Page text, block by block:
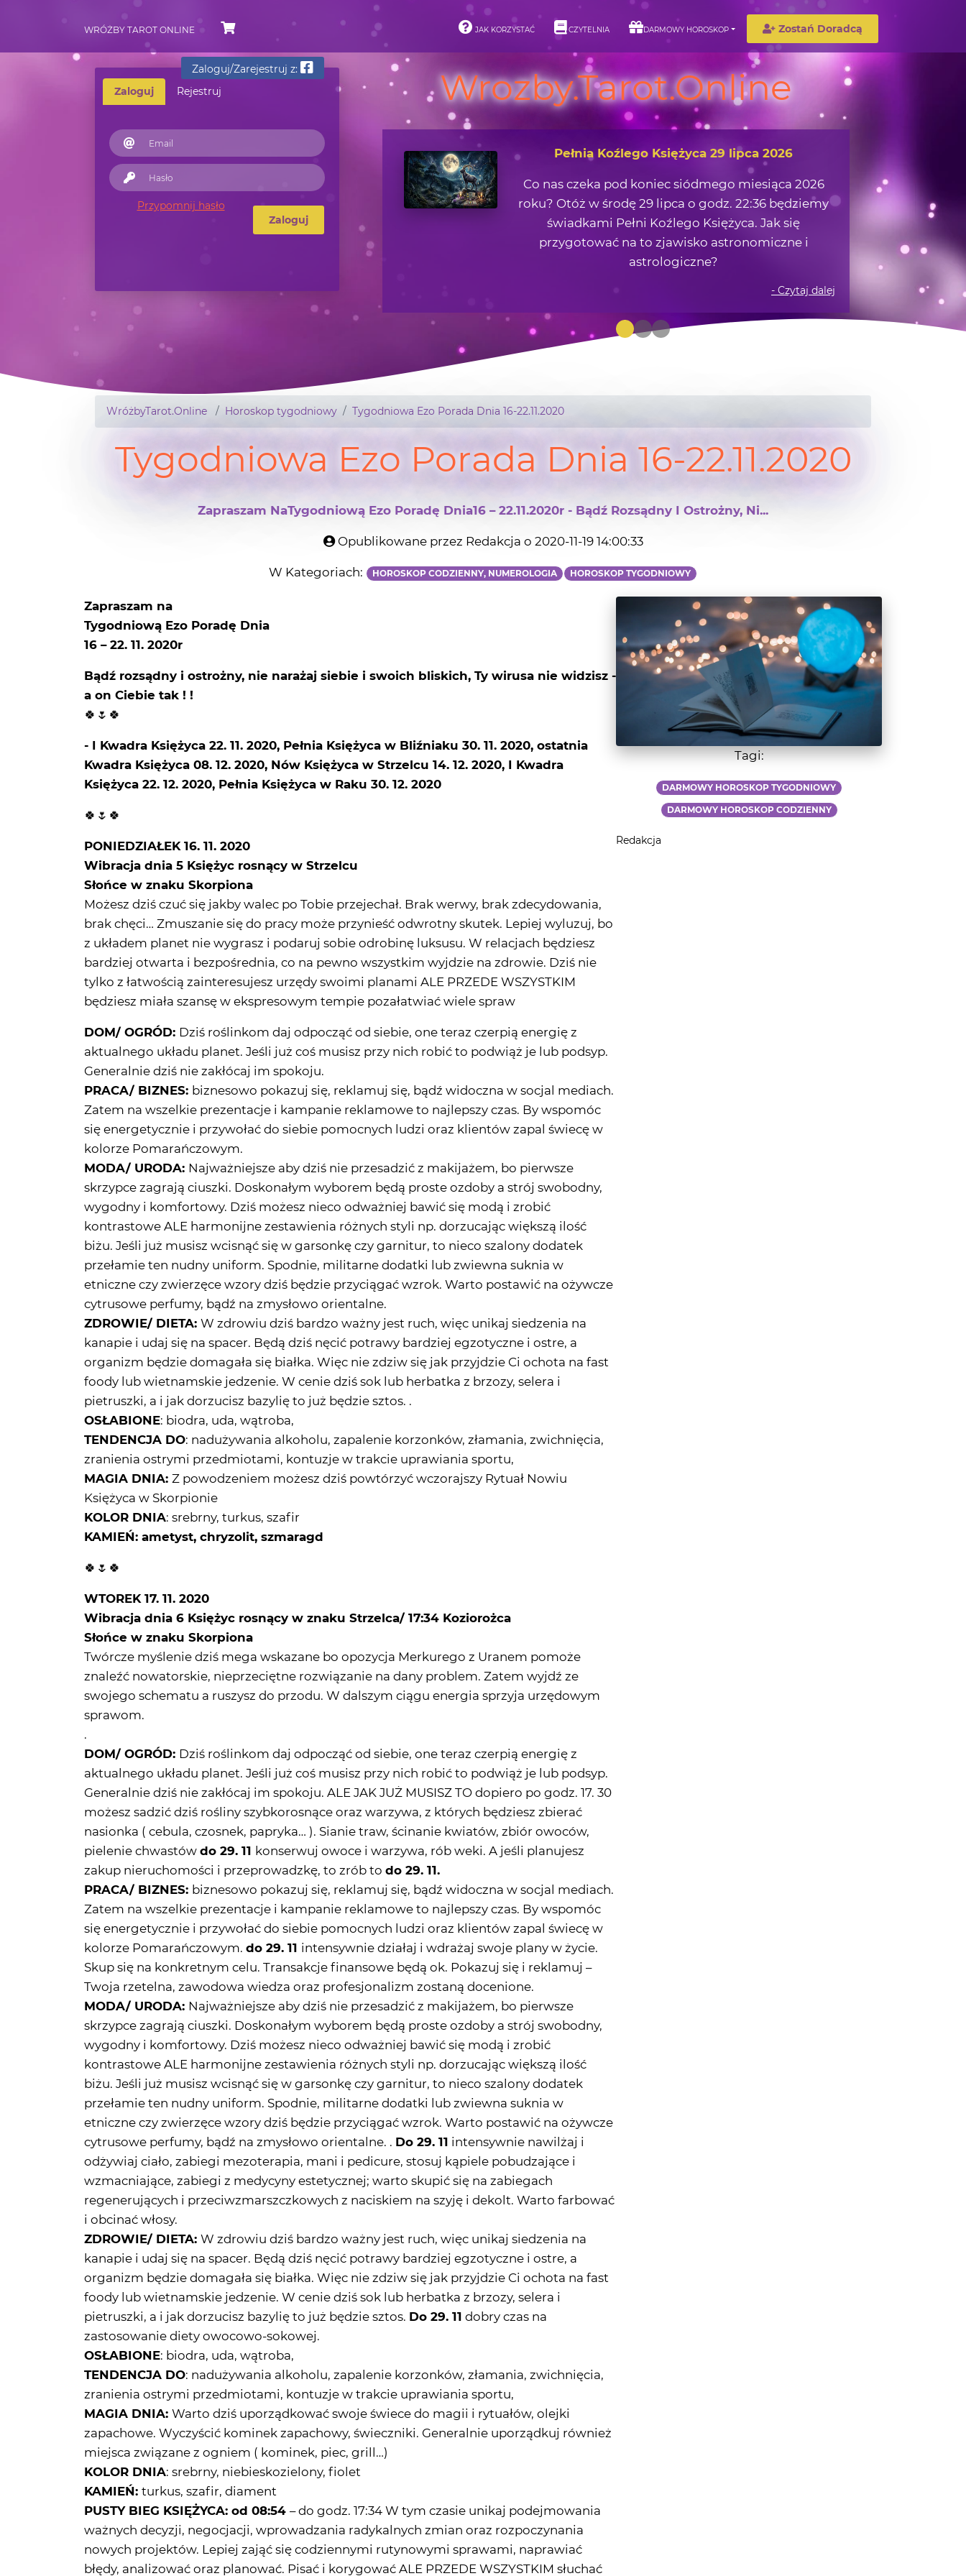
WRÓŻBY TAROT ONLINE JAK KORZYSTAĆ CZYTELNIA DARMOWY HOROSKOP Zostań Doradcą
Zaloguj Rejestruj
Zaloguj/Zarejestruj z:
Przypomnij hasło
Zaloguj
Wrozby.Tarot.Online
Pełnia Koźlego Księżyca 29 lipca 2026
Co nas czeka pod koniec siódmego miesiąca 2026
roku? Otóż w środę 29 lipca o godz. 22:36 będziemy
świadkami Pełni Koźlego Księżyca. Jak się
przygotować na to zjawisko astronomiczne i
astrologiczne?
- Czytaj dalej
WróżbyTarot.Online Horoskop tygodniowy Tygodniowa Ezo Porada Dnia 16-22.11.2020
Tygodniowa Ezo Porada Dnia 16-22.11.2020
Zapraszam NaTygodniową Ezo Poradę Dnia16 – 22.11.2020r - Bądź Rozsądny I Ostrożny, Ni...
Opublikowane przez Redakcja o 2020-11-19 14:00:33
W Kategoriach: HOROSKOP CODZIENNY, NUMEROLOGIA HOROSKOP TYGODNIOWY
Zapraszam na
Tygodniową Ezo Poradę Dnia
16 – 22. 11. 2020r
Bądź rozsądny i ostrożny, nie narażaj siebie i swoich bliskich, Ty wirusa nie widzisz -
a on Ciebie tak ! !
🍀🌷🍀
- I Kwadra Księżyca 22. 11. 2020, Pełnia Księżyca w Bliźniaku 30. 11. 2020, ostatnia
Kwadra Księżyca 08. 12. 2020, Nów Księżyca w Strzelcu 14. 12. 2020, I Kwadra
Księżyca 22. 12. 2020, Pełnia Księżyca w Raku 30. 12. 2020
🍀🌷🍀
PONIEDZIAŁEK 16. 11. 2020
Wibracja dnia 5 Księżyc rosnący w Strzelcu
Słońce w znaku Skorpiona
Możesz dziś czuć się jakby walec po Tobie przejechał. Brak werwy, brak zdecydowania,
brak chęci… Zmuszanie się do pracy może przynieść odwrotny skutek. Lepiej wyluzuj, bo
z układem planet nie wygrasz i podaruj sobie odrobinę luksusu. W relacjach będziesz
bardziej otwarta i bezpośrednia, co na pewno wszystkim wyjdzie na zdrowie. Dziś nie
tylko z łatwością zainteresujesz urzędy swoimi planami ALE PRZEDE WSZYSTKIM
będziesz miała szansę w ekspresowym tempie pozałatwiać wiele spraw
DOM/ OGRÓD: Dziś roślinkom daj odpocząć od siebie, one teraz czerpią energię z
aktualnego układu planet. Jeśli już coś musisz przy nich robić to podwiąż je lub podsyp.
Generalnie dziś nie zakłócaj im spokoju.
PRACA/ BIZNES: biznesowo pokazuj się, reklamuj się, bądź widoczna w socjal mediach.
Zatem na wszelkie prezentacje i kampanie reklamowe to najlepszy czas. By wspomóc
się energetycznie i przywołać do siebie pomocnych ludzi oraz klientów zapal świecę w
kolorze Pomarańczowym.
MODA/ URODA: Najważniejsze aby dziś nie przesadzić z makijażem, bo pierwsze
skrzypce zagrają ciuszki. Doskonałym wyborem będą proste ozdoby a strój swobodny,
wygodny i komfortowy. Dziś możesz nieco odważniej bawić się modą i zrobić
kontrastowe ALE harmonijne zestawienia różnych styli np. dorzucając większą ilość
biżu. Jeśli już musisz wcisnąć się w garsonkę czy garnitur, to nieco szalony dodatek
przełamie ten nudny uniform. Spodnie, militarne dodatki lub zwiewna suknia w
etniczne czy zwierzęce wzory dziś będzie przyciągać wzrok. Warto postawić na ożywcze
cytrusowe perfumy, bądź na zmysłowo orientalne.
ZDROWIE/ DIETA: W zdrowiu dziś bardzo ważny jest ruch, więc unikaj siedzenia na
kanapie i udaj się na spacer. Będą dziś nęcić potrawy bardziej egzotyczne i ostre, a
organizm będzie domagała się białka. Więc nie zdziw się jak przyjdzie Ci ochota na fast
foody lub wietnamskie jedzenie. W cenie dziś sok lub herbatka z brzozy, selera i
pietruszki, a i jak dorzucisz bazylię to już będzie sztos. .
OSŁABIONE: biodra, uda, wątroba,
TENDENCJA DO: nadużywania alkoholu, zapalenie korzonków, złamania, zwichnięcia,
zranienia ostrymi przedmiotami, kontuzje w trakcie uprawiania sportu,
MAGIA DNIA: Z powodzeniem możesz dziś powtórzyć wczorajszy Rytuał Nowiu
Księżyca w Skorpionie
KOLOR DNIA: srebrny, turkus, szafir
KAMIEŃ: ametyst, chryzolit, szmaragd
🍀🌷🍀
WTOREK 17. 11. 2020
Wibracja dnia 6 Księżyc rosnący w znaku Strzelca/ 17:34 Koziorożca
Słońce w znaku Skorpiona
Twórcze myślenie dziś mega wskazane bo opozycja Merkurego z Uranem pomoże
znaleźć nowatorskie, nieprzeciętne rozwiązanie na dany problem. Zatem wyjdź ze
swojego schematu a ruszysz do przodu. W dalszym ciągu energia sprzyja urzędowym
sprawom.
.
DOM/ OGRÓD: Dziś roślinkom daj odpocząć od siebie, one teraz czerpią energię z
aktualnego układu planet. Jeśli już coś musisz przy nich robić to podwiąż je lub podsyp.
Generalnie dziś nie zakłócaj im spokoju. ALE JAK JUŻ MUSISZ TO dopiero po godz. 17. 30
możesz sadzić dziś rośliny szybkorosnące oraz warzywa, z których będziesz zbierać
nasionka ( cebula, czosnek, papryka… ). Sianie traw, ścinanie kwiatów, zbiór owoców,
pielenie chwastów do 29. 11 konserwuj owoce i warzywa, rób weki. A jeśli planujesz
zakup nieruchomości i przeprowadzkę, to zrób to do 29. 11.
PRACA/ BIZNES: biznesowo pokazuj się, reklamuj się, bądź widoczna w socjal mediach.
Zatem na wszelkie prezentacje i kampanie reklamowe to najlepszy czas. By wspomóc
się energetycznie i przywołać do siebie pomocnych ludzi oraz klientów zapal świecę w
kolorze Pomarańczowym. do 29. 11 intensywnie działaj i wdrażaj swoje plany w życie.
Skup się na konkretnym celu. Transakcje finansowe będą ok. Pokazuj się i reklamuj –
Twoja rzetelna, zawodowa wiedza oraz profesjonalizm zostaną docenione.
MODA/ URODA: Najważniejsze aby dziś nie przesadzić z makijażem, bo pierwsze
skrzypce zagrają ciuszki. Doskonałym wyborem będą proste ozdoby a strój swobodny,
wygodny i komfortowy. Dziś możesz nieco odważniej bawić się modą i zrobić
kontrastowe ALE harmonijne zestawienia różnych styli np. dorzucając większą ilość
biżu. Jeśli już musisz wcisnąć się w garsonkę czy garnitur, to nieco szalony dodatek
przełamie ten nudny uniform. Spodnie, militarne dodatki lub zwiewna suknia w
etniczne czy zwierzęce wzory dziś będzie przyciągać wzrok. Warto postawić na ożywcze
cytrusowe perfumy, bądź na zmysłowo orientalne. . Do 29. 11 intensywnie nawilżaj i
odżywiaj ciało, zabiegi mezoterapia, mani i pedicure, stosuj kąpiele pobudzające i
wzmacniające, zabiegi z medycyny estetycznej; warto skupić się na zabiegach
regenerujących i przeciwzmarszczkowych z naciskiem na szyję i dekolt. Warto farbować
i obcinać włosy.
ZDROWIE/ DIETA: W zdrowiu dziś bardzo ważny jest ruch, więc unikaj siedzenia na
kanapie i udaj się na spacer. Będą dziś nęcić potrawy bardziej egzotyczne i ostre, a
organizm będzie domagała się białka. Więc nie zdziw się jak przyjdzie Ci ochota na fast
foody lub wietnamskie jedzenie. W cenie dziś sok lub herbatka z brzozy, selera i
pietruszki, a i jak dorzucisz bazylię to już będzie sztos. Do 29. 11 dobry czas na
zastosowanie diety owocowo-sokowej.
OSŁABIONE: biodra, uda, wątroba,
TENDENCJA DO: nadużywania alkoholu, zapalenie korzonków, złamania, zwichnięcia,
zranienia ostrymi przedmiotami, kontuzje w trakcie uprawiania sportu,
MAGIA DNIA: Warto dziś uporządkować swoje świece do magii i rytuałów, olejki
zapachowe. Wyczyścić kominek zapachowy, świeczniki. Generalnie uporządkuj również
miejsca związane z ogniem ( kominek, piec, grill…)
KOLOR DNIA: srebrny, niebieskozielony, fiolet
KAMIEŃ: turkus, szafir, diament
PUSTY BIEG KSIĘŻYCA: od 08:54 – do godz. 17:34 W tym czasie unikaj podejmowania
ważnych decyzji, negocjacji, wprowadzania radykalnych zmian oraz rozpoczynania
nowych projektów. Lepiej zająć się codziennymi rutynowymi sprawami, naprawiać
błędy, analizować oraz planować. Pisać i korygować ALE PRZEDE WSZYSTKIM słuchać
Tagi:
DARMOWY HOROSKOP TYGODNIOWY
DARMOWY HOROSKOP CODZIENNY
Redakcja